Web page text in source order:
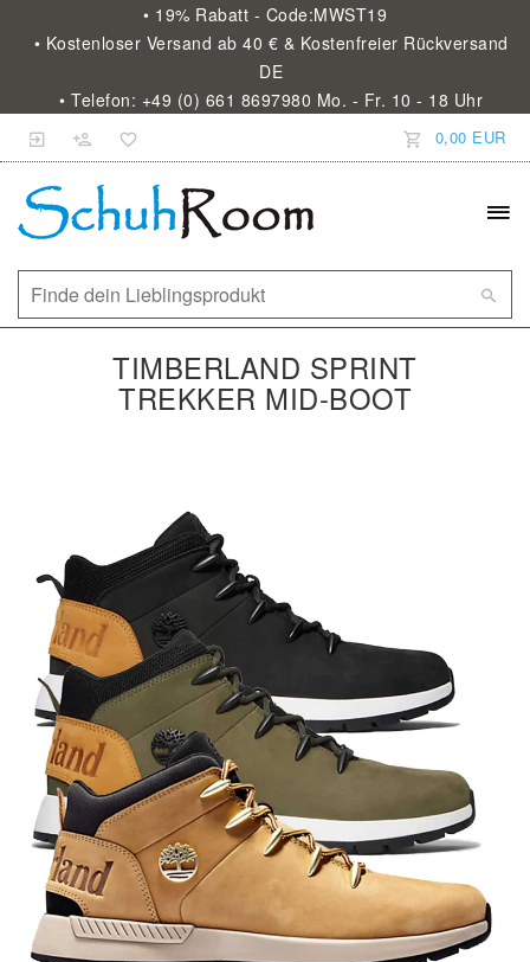
• 19% Rabatt - Code:MWST19
• Kostenloser Versand ab 40 € & Kostenfreier Rückversand
DE
• Telefon: +49 (0) 661 8697980 Mo. - Fr. 10 - 18 Uhr
0,00 EUR
TIMBERLAND SPRINT
TREKKER MID-BOOT